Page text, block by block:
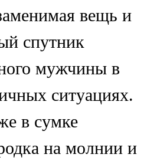
вещь и
спутник
мужчины в
ситуациях.
в сумке
на молнии и